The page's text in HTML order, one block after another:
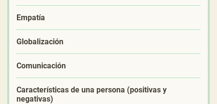
Empatía
Globalización
Comunicación
Características de una persona (positivas y
negativas)